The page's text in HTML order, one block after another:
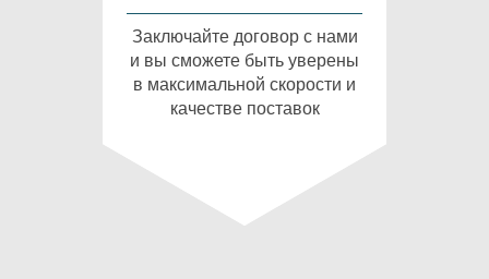
Заключайте договор с нами
и вы сможете быть уверены
в максимальной скорости и
качестве поставок